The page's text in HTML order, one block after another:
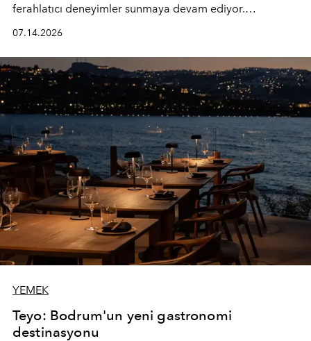
ferahlatıcı deneyimler sunmaya devam ediyor.
yepyeni Cloud Frappuccino® Blended Beverage çeşitleri
ve yiyecek alternatifleri yazın keyfine lezzet katıyor.
07.14.2026
YEMEK
Teyo: Bodrum'un yeni gastronomi
destinasyonu